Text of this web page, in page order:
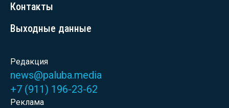
Контакты
Выходные данные
Редакция
news@paluba.media
+7 (911) 196-23-62
Реклама